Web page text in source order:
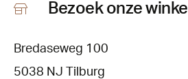
Bezoek onze winkel
Bredaseweg 100
5038 NJ Tilburg